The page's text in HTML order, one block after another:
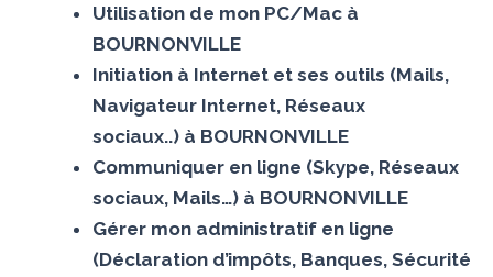
Utilisation de mon PC/Mac à
BOURNONVILLE
Initiation à Internet et ses outils (Mails,
Navigateur Internet, Réseaux
sociaux..) à BOURNONVILLE
Communiquer en ligne (Skype, Réseaux
sociaux, Mails…) à BOURNONVILLE
Gérer mon administratif en ligne
(Déclaration d’impôts, Banques, Sécurité